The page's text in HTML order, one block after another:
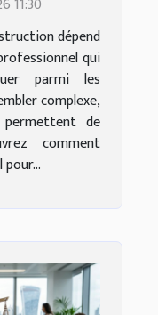
11:30
dépend
qui
parmi les
complexe,
de
comment